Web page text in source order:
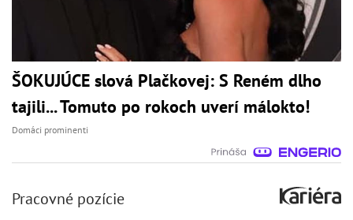
ŠOKUJÚCE slová Plačkovej: S Reném dlho
tajili... Tomuto po rokoch uverí málokto!
Domáci prominenti
Pracovné pozície